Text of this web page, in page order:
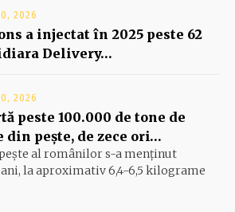
2026
a injectat în 2025 peste 62
Delivery…
2026
peste 100.000 de tone de
din peşte, de zece ori…
al ro­mâ­nilor s-a menţinut
la aproximativ 6,4-6,5 ki­lograme